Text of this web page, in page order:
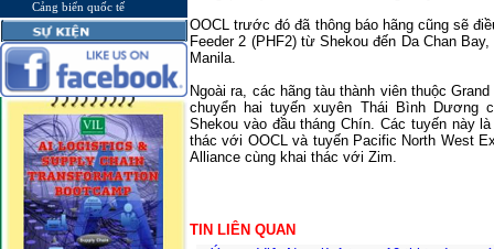
Cảng biển quốc tế
OOCL trước đó đã thông báo hãng cũng sẽ
Feeder 2 (PHF2) từ Shekou đến Da Chan
Manila.
Ngoài ra, các hãng tàu thành viên thuộc
chuyển hai tuyến xuyên Thái Bình Dương
Shekou vào đầu tháng Chín. Các tuyến này
thác với OOCL và tuyến Pacific North West
Alliance cùng khai thác với Zim.
TIN LIÊN QUAN